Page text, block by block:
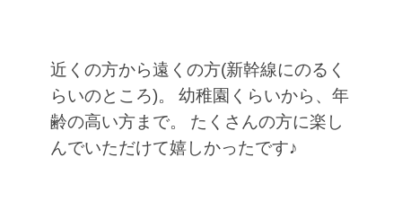
近くの方から遠くの方(新幹線にのるく
らいのところ)。
幼稚園くらいから、年
齢の高い方まで。
たくさんの方に楽し
んでいただけて嬉しかったです♪